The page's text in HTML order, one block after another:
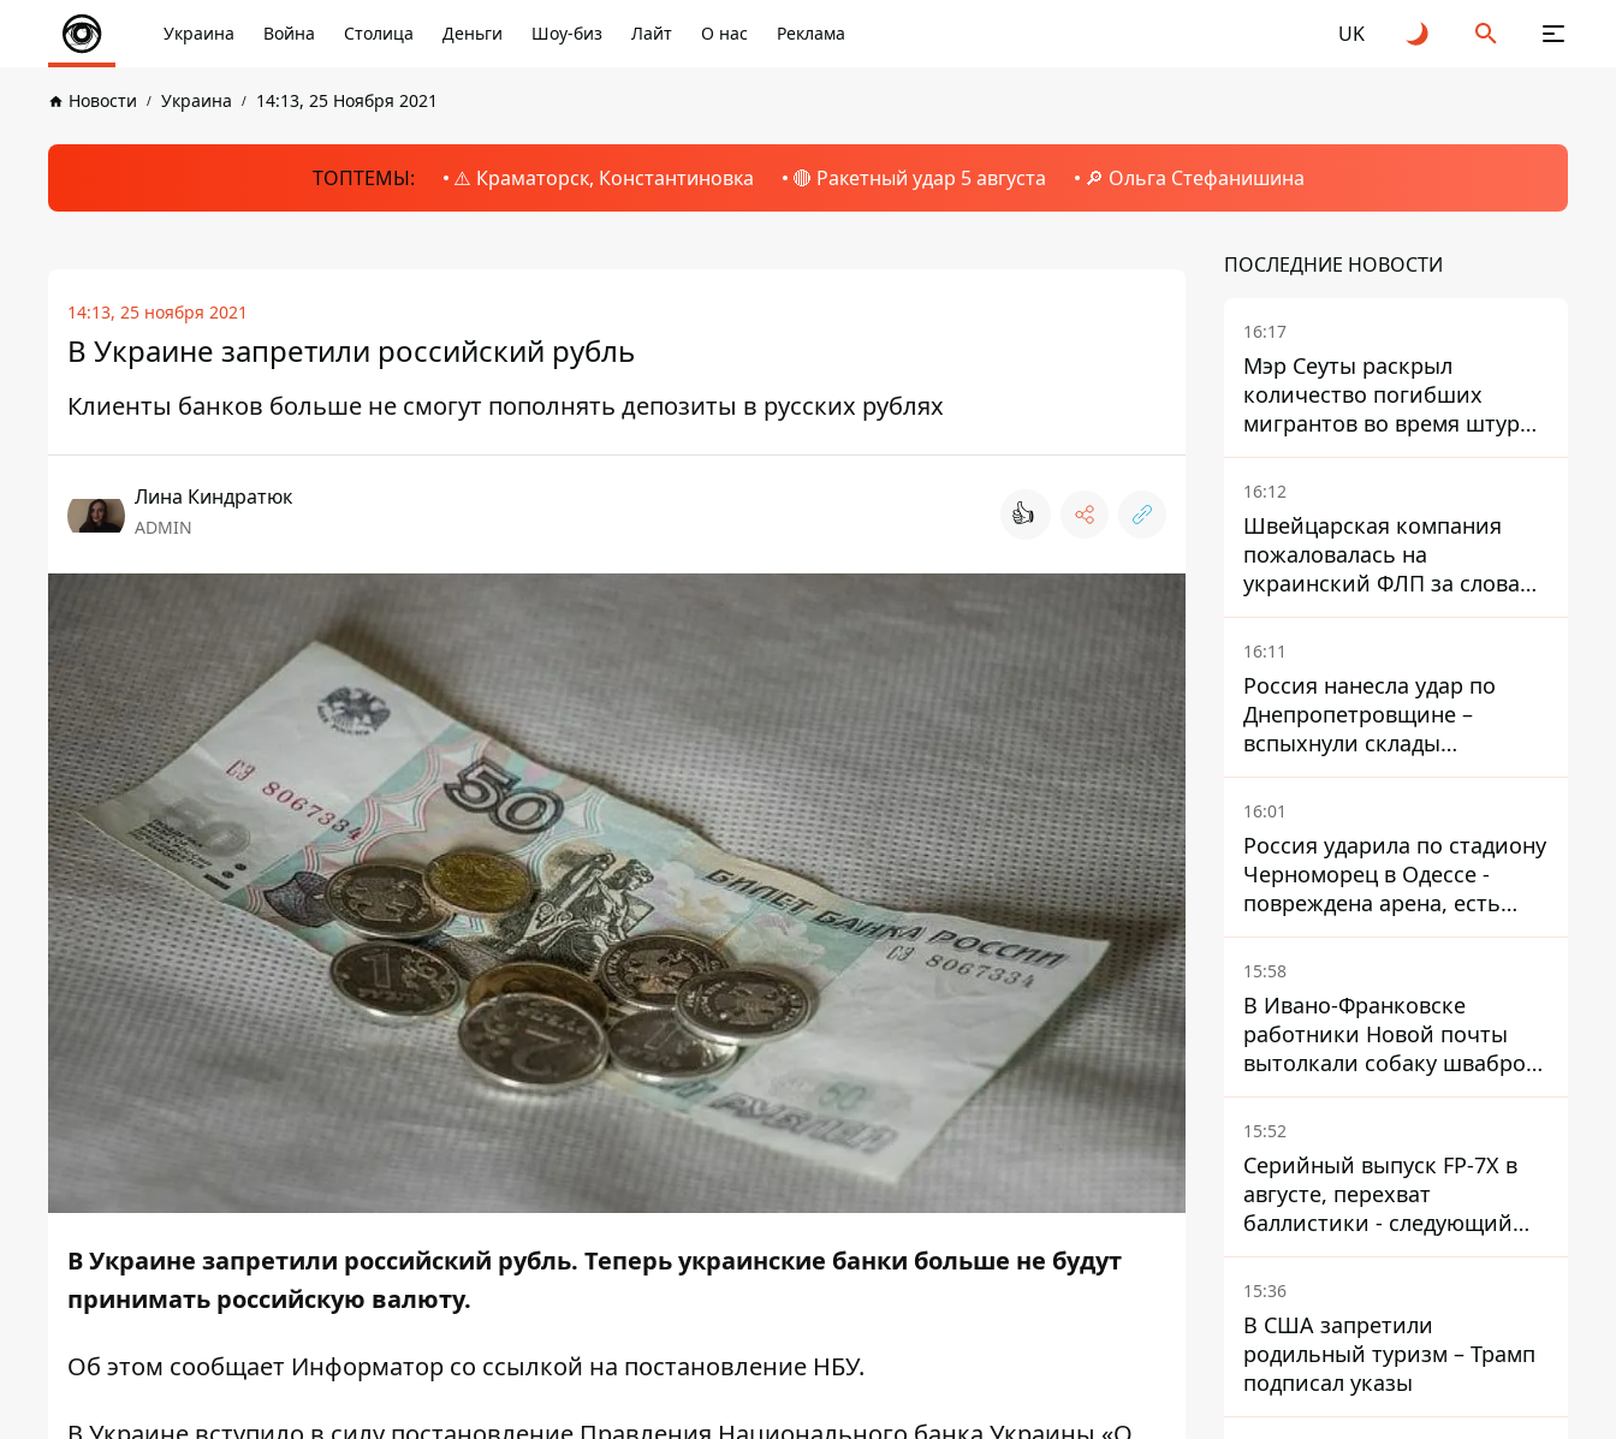
Украина Война Столица Деньги Шоу-биз Лайт О нас Реклама UK
Новости Украина 14:13, 25 Ноября 2021
ТОПТЕМЫ: ⚠️ Краматорск, Константиновка 🔴 Ракетный удар 5 августа 🔎 Ольга Стефанишина
14:13, 25 ноября 2021
В Украине запретили российский рубль
Клиенты банков больше не смогут пополнять депозиты в русских рублях
Лина Киндратюк
ADMIN 👍
В Украине запретили российский рубль. Теперь украинские банки больше не будут
принимать российскую валюту.
Об этом сообщает Информатор со ссылкой на постановление НБУ.
ПОСЛЕДНИЕ НОВОСТИ
16:17
Мэр Сеуты раскрыл
количество погибших
мигрантов во время штурма
границы
16:12
Швейцарская компания
пожаловалась на
украинский ФЛП за слова
SUN SCRIPTION на упаковке
крема - АМКУ наложил
16:11
Россия нанесла удар по
Днепропетровщине –
вспыхнули склады
логистической компании
16:01
Россия ударила по стадиону
Черноморец в Одессе -
повреждена арена, есть
пострадавший
15:58
В Ивано-Франковске
работники Новой почты
вытолкали собаку шваброй
в 37-градусную жару -
реакция компании
15:52
Серийный выпуск FP-7X в
августе, перехват
баллистики - следующий
этап - Fire Point
конкретизировало планы
15:36
В США запретили
родильный туризм – Трамп
подписал указы